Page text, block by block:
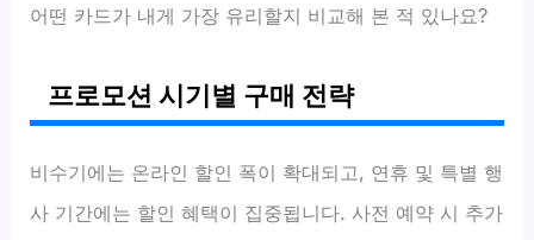
어떤 카드가 내게 가장 유리할지 비교해 본 적 있나요?
프로모션 시기별 구매 전략
비수기에는 온라인 할인 폭이 확대되고, 연휴 및 특별 행
사 기간에는 할인 혜택이 집중됩니다. 사전 예약 시 추가